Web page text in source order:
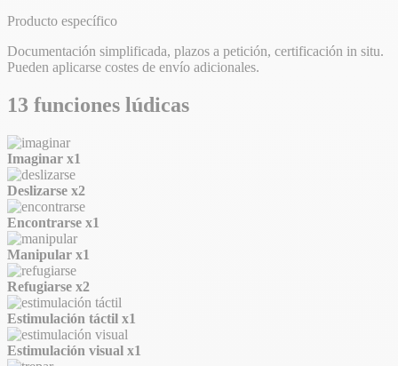
Producto específico
Documentación simplificada, plazos a petición, certificación in situ.
Pueden aplicarse costes de envío adicionales.
13 funciones lúdicas
Imaginar x1
Deslizarse x2
Encontrarse x1
Manipular x1
Refugiarse x2
Estimulación táctil x1
Estimulación visual x1